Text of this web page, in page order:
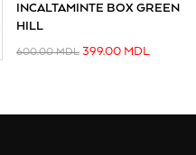
INCALTAMINTE BOX GREEN
HILL
600.00MDL 399.00 MDL